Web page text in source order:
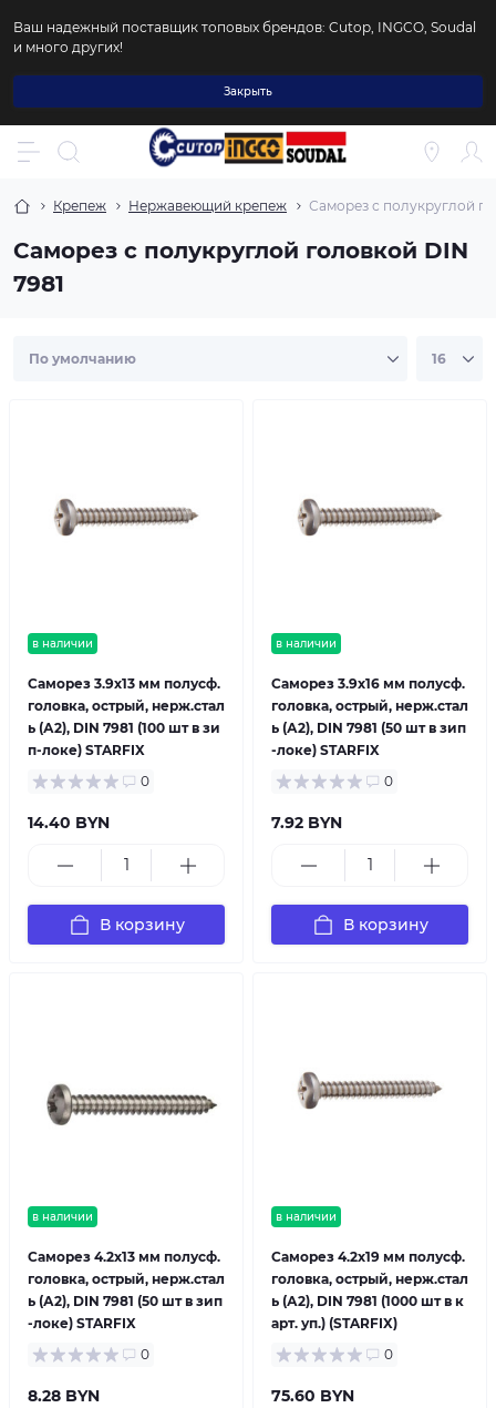
Ваш надежный поставщик топовых брендов: Cutop, INGCO, Soudal
и много других!
Закрыть
Крепеж Нержавеющий крепеж Саморез с полукруглой
Саморез с полукруглой головкой DIN
7981
в наличии
Саморез 3.9х13 мм полусф.
головка, острый, нерж.стал
ь (А2), DIN 7981 (100 шт в зи
п-локе) STARFIX
0
14.40 BYN
В корзину
в наличии
Саморез 3.9х16 мм полусф.
головка, острый, нерж.стал
ь (А2), DIN 7981 (50 шт в зип
-локе) STARFIX
0
7.92 BYN
В корзину
в наличии
Саморез 4.2х13 мм полусф.
головка, острый, нерж.стал
ь (А2), DIN 7981 (50 шт в зип
-локе) STARFIX
0
8.28 BYN
в наличии
Саморез 4.2х19 мм полусф.
головка, острый, нерж.стал
ь (А2), DIN 7981 (1000 шт в к
арт. уп.) (STARFIX)
0
75.60 BYN